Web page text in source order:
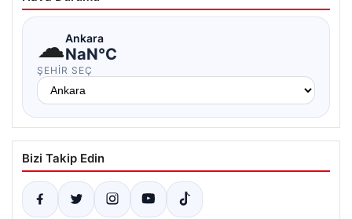
☁Ankara
NaN°C
ŞEHIR SEÇ
Bizi Takip Edin